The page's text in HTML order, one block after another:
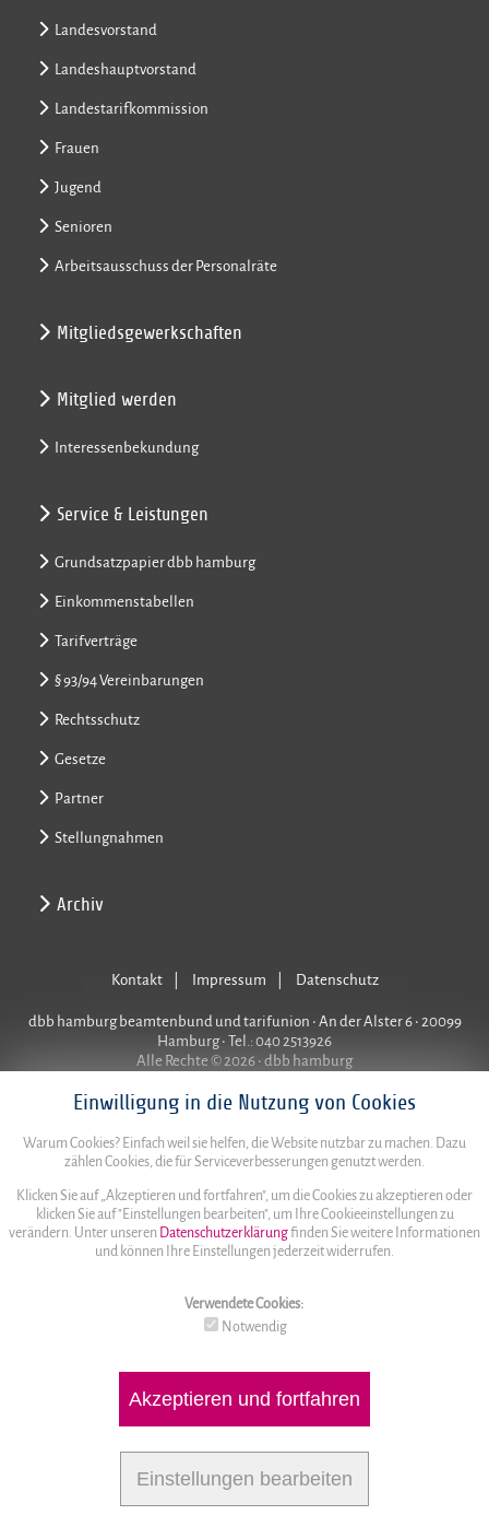
Einwilligung in die Nutzung von Cookies
Warum Cookies? Einfach weil sie helfen, die Website nutzbar zu machen. Dazu
zählen Cookies, die für Serviceverbesserungen genutzt werden.
Klicken Sie auf „Akzeptieren und fortfahren", um die Cookies zu akzeptieren oder
klicken Sie auf "Einstellungen bearbeiten", um Ihre Cookieeinstellungen zu
verändern. Unter unseren Datenschutzerklärungfinden Sie weitere Informationen
und können Ihre Einstellungen jederzeit widerrufen.
Verwendete Cookies:
Notwendig
Akzeptieren und fortfahren
Einstellungen bearbeiten
Landesvorstand
Landeshauptvorstand
Landestarifkommission
Frauen
Jugend
Senioren
Arbeitsausschuss der Personalräte
Mitgliedsgewerkschaften
Mitglied werden
Interessenbekundung
Service & Leistungen
Grundsatzpapier dbb hamburg
Einkommenstabellen
Tarifverträge
§ 93/94 Vereinbarungen
Rechtsschutz
Gesetze
Partner
Stellungnahmen
Archiv
Kontakt Impressum Datenschutz
dbb hamburg beamtenbund und tarifunion • An der Alster 6 • 20099
Hamburg • Tel.: 040 2513926
Alle Rechte © 2026 • dbb hamburg